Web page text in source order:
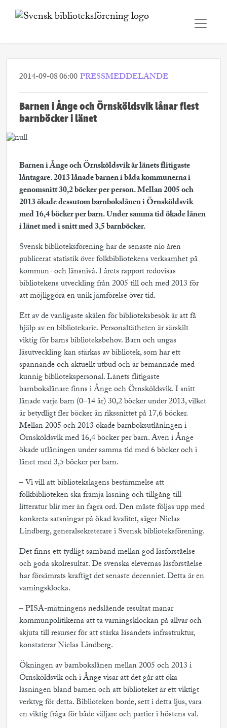
2014-09-08 06:00PRESSMEDDELANDE
Barnen i Ånge och Örnsköldsvik lånar flest
barnböcker i länet
Barnen i Ånge och Örnsköldsvik är länets flitigaste
låntagare. 2013 lånade barnen i båda kommunerna i
genomsnitt 30,2 böcker per person. Mellan 2005 och
2013 ökade dessutom barnbokslånen i Örnsköldsvik
med 16,4 böcker per barn. Under samma tid ökade lånen
i länet med i snitt med 3,5 barnböcker.
Svensk biblioteksförening har de senaste nio åren
publicerat statistik över folkbibliotekens verksamhet på
kommun- och länsnivå. I årets rapport redovisas
bibliotekens utveckling från 2005 till och med 2013 för
att möjliggöra en unik jämförelse över tid.
Ett av de vanligaste skälen för biblioteksbesök är att få
hjälp av en bibliotekarie. Personaltätheten är särskilt
viktig för barns biblioteksbehov. Barn och ungas
läsutveckling kan stärkas av bibliotek, som har ett
spännande och aktuellt utbud och är bemannade med
kunnig bibliotekspersonal. Länets flitigaste
barnbokslånare finns i Ånge och Örnsköldsvik. I snitt
lånade varje barn (0–14 år) 30,2 böcker under 2013, vilket
är betydligt fler böcker än rikssnittet på 17,6 böcker.
Mellan 2005 och 2013 ökade barnboksutlåningen i
Örnsköldsvik med 16,4 böcker per barn. Även i Ånge
ökade utlåningen under samma tid med 6 böcker och i
länet med 3,5 böcker per barn.
– Vi vill att bibliotekslagens bestämmelse att
folkbiblioteken ska främja läsning och tillgång till
litteratur blir mer än fagra ord. Den måste följas upp med
konkreta satsningar på ökad kvalitet, säger Niclas
Lindberg, generalsekreterare i Svensk biblioteksförening.
Det finns ett tydligt samband mellan god läsförståelse
och goda skolresultat. De svenska elevernas läsförståelse
har försämrats kraftigt det senaste decenniet. Detta är en
varningsklocka.
– PISA-mätningens nedslående resultat manar
kommunpolitikerna att ta varningsklockan på allvar och
skjuta till resurser för att stärka läsandets infrastruktur,
konstaterar Niclas Lindberg.
Ökningen av barnbokslånen mellan 2005 och 2013 i
Örnsköldsvik och i Ånge visar att det går att öka
läsningen bland barnen och att biblioteket är ett viktigt
verktyg för detta. Biblioteken borde, sett i detta ljus, vara
en viktig fråga för både väljare och partier i höstens val.